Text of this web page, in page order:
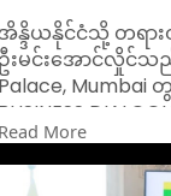
န္ဒိယနိုင်ငံသို့ တရာ
းမင်းအောင်လှိုင်သ
Mumbai
က်ရောက်အမှာစကား
စ်နိုင်ငံ စီးပွားရေ
More